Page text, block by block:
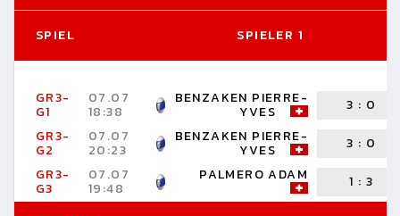
SPIEL SPIELER 1
GR3-
G1
07.07
18:38
BENZAKEN PIERRE-
YVES 3 : 0
GR3-
G2
07.07
20:23
BENZAKEN PIERRE-
YVES 3 : 0
GR3-
G3
07.07
19:48
PALMERO ADAM 1 :3